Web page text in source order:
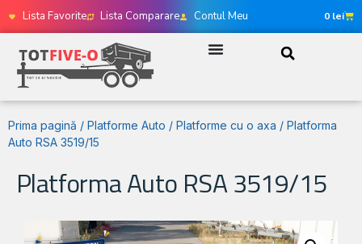
Lista Favorite Lista Comparare Contul Meu 0 lei
Prima pagină / Platforme Auto / Platforme cu o axa / Platforma
Auto RSA 3519/15
Platforma Auto RSA 3519/15